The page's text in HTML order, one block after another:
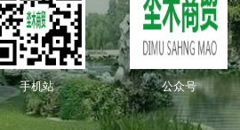
手机站 公众号